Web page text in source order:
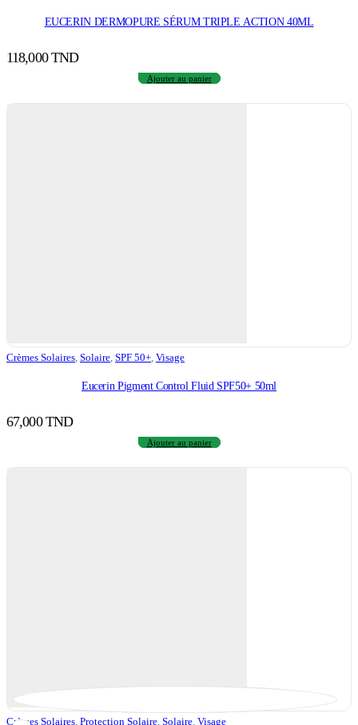
EUCERIN DERMOPURE SÉRUM TRIPLE ACTION 40ML
118,000TND
Ajouter au panier
Crèmes Solaires Solaire SPF 50+ Visage
Eucerin Pigment Control Fluid SPF50+ 50ml
67,000TND
Ajouter au panier
Crèmes Solaires, Protection Solaire, Solaire, Visage